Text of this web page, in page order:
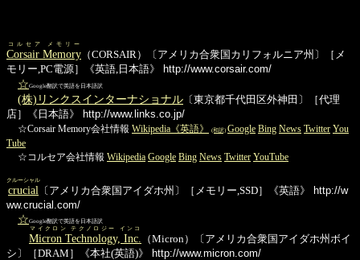
Corsair Memory
コルセア メモリー
（CORSAIR）〔アメリカ合衆国カリフォルニア州〕［メ
モリー,PC電源］《英語,日本語》
http://www.corsair.com/
☆Google翻訳で英語を日本語訳
(株)リンクスインターナショナル 〔東京都千代田区外神田〕［代理
店］《日本語》
http://www.links.co.jp/
☆Corsair Memory会社情報 Wikipedia《英語》 (和訳) Google Bing News Twitter You
Tube
☆コルセア会社情報 Wikipedia Google Bing News Twitter YouTube
crucial
クルーシャル
〔アメリカ合衆国アイダホ州〕［メモリー,SSD］《英語》
http://w
ww.crucial.com/
☆Google翻訳で英語を日本語訳
Micron Technology, Inc.
マイクロン テクノロジー インコ
（Micron）〔アメリカ合衆国アイダホ州ボイ
シ〕［DRAM］《本社(英語)》
http://www.micron.com/